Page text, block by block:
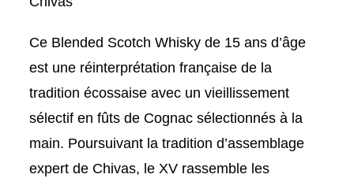
Ce Blended Scotch Whisky de 15 ans d’âge
est une réinterprétation française de la
tradition écossaise avec un vieillissement
sélectif en fûts de Cognac sélectionnés à la
main. Poursuivant la tradition d’assemblage
expert de Chivas, le XV rassemble les